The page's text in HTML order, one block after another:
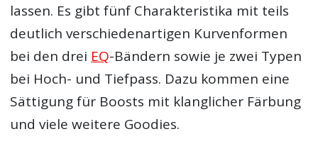
lassen. Es gibt fünf Charakteristika mit teils
deutlich verschiedenartigen Kurvenformen
bei den drei EQ-Bändern sowie je zwei Typen
bei Hoch- und Tiefpass. Dazu kommen eine
Sättigung für Boosts mit klanglicher Färbung
und viele weitere Goodies.